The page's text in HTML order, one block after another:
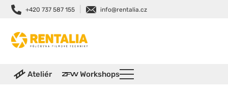
+420 737 587 155 info@rentalia.cz
Ateliér Workshops